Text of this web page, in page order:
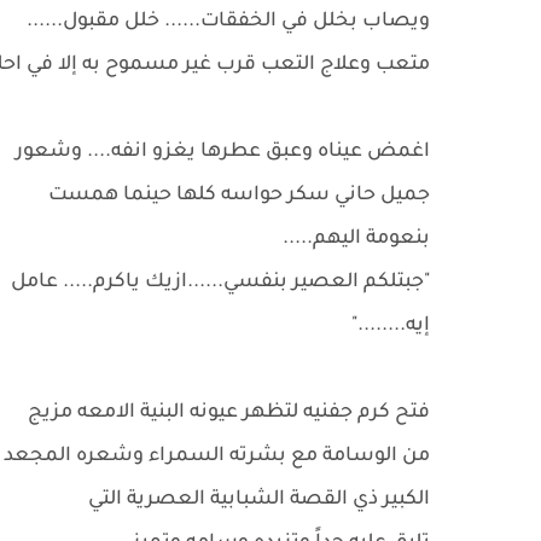
ويصاب بخلل في الخفقات...... خلل مقبول......
متعب وعلاج التعب قرب غير مسموح به إلا في
اغمض عيناه وعبق عطرها يغزو انفه.... وشعور
جميل حاني سكر حواسه كلها حينما همست
بنعومة اليهم.....
"جبتلكم العصير بنفسي......ازيك ياكرم..... عامل
إيه........"
فتح كرم جفنيه لتظهر عيونه البنية الامعه مزيج
من الوسامة مع بشرته السمراء وشعره المجعد
الكبير ذي القصة الشبابية العصرية التي